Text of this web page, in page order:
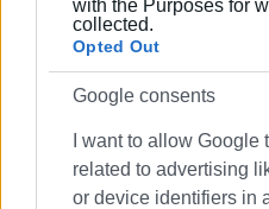
with the Purposes for
collected.
Opted Out
Google consents
I want to allow
related to advertising
or device identifiers in